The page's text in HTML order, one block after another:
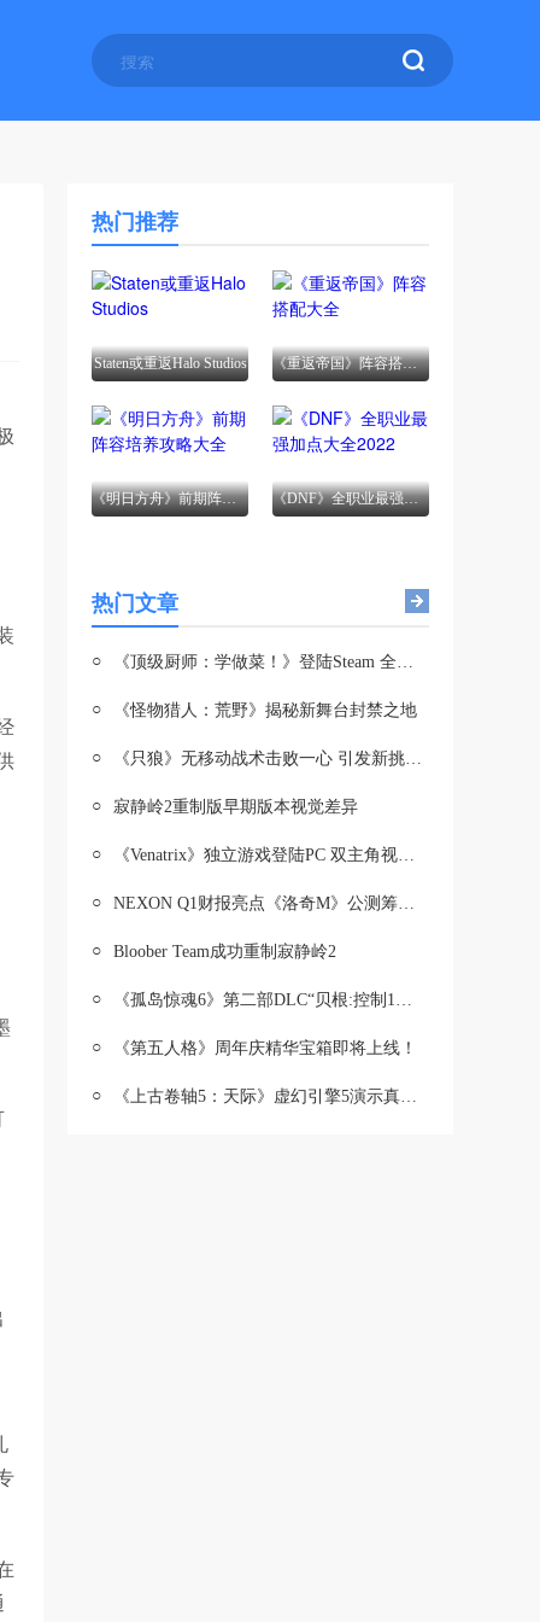
热门推荐
Staten或重返Halo Studios 《重返帝国》阵容搭配大全
《明日方舟》前期阵容培养攻略大全 《DNF》全职业最强加点大全2022
热门文章
○ 《顶级厨师：学做菜！》登陆Steam 全球烹饪盛宴开启
○ 《怪物猎人：荒野》揭秘新舞台封禁之地
○ 《只狼》无移动战术击败一心 引发新挑战热潮
○ 寂静岭2重制版早期版本视觉差异
○ 《Venatrix》独立游戏登陆PC 双主角视角引热议
○ NEXON Q1财报亮点《洛奇M》公测筹备中年内有望与玩家见面
○ Bloober Team成功重制寂静岭2
○ 《孤岛惊魂6》第二部DLC“贝根:控制1月11日推出
○ 《第五人格》周年庆精华宝箱即将上线！
○ 《上古卷轴5：天际》虚幻引擎5演示真实的溪木镇